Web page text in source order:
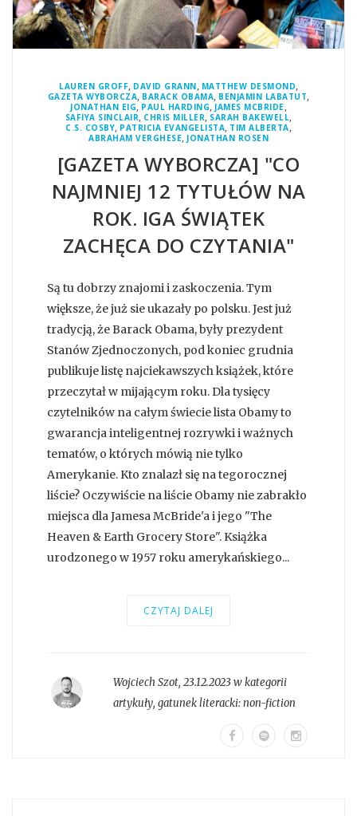
LAUREN GROFF, DAVID GRANN, MATTHEW DESMOND,
GAZETA WYBORCZA, BARACK OBAMA, BENJAMIN LABATUT,
JONATHAN EIG, PAUL HARDING, JAMES MCBRIDE,
SAFIYA SINCLAIR, CHRIS MILLER, SARAH BAKEWELL,
C.S. COSBY, PATRICIA EVANGELISTA, TIM ALBERTA,
ABRAHAM VERGHESE, JONATHAN ROSEN
[GAZETA WYBORCZA] "CO
NAJMNIEJ 12 TYTUŁÓW NA
ROK. IGA ŚWIĄTEK
ZACHĘCA DO CZYTANIA"
Są tu dobrzy znajomi i zaskoczenia. Tym
większe, że już sie ukazały po polsku. Jest już
tradycją, że Barack Obama, były prezydent
Stanów Zjednoczonych, pod koniec grudnia
publikuje listę najciekawszych książek, które
przeczytał w mijającym roku. Dla tysięcy
czytelników na całym świecie lista Obamy to
gwarancja inteligentnej rozrywki i ważnych
tematów, o których mówią nie tylko
Amerykanie. Kto znalazł się na tegorocznej
liście? Oczywiście na liście Obamy nie zabrakło
miejsca dla Jamesa McBride'a i jego "The
Heaven & Earth Grocery Store". Książka
urodzonego w 1957 roku amerykańskiego...
CZYTAJ DALEJ
Wojciech Szot, 23.12.2023 w kategorii
artykuły, gatunek literacki:non-fiction